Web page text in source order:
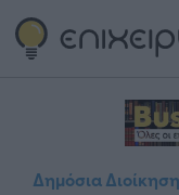
Δημόσια Διοίκηση